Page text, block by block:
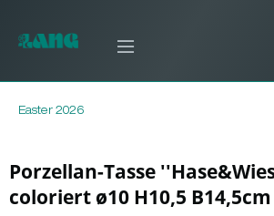
Easter 2026
Porzellan-Tasse
coloriert ø10 H10,5 B14,5cm